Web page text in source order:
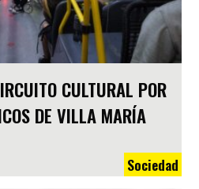
CULTURAL POR
DE VILLA MARÍA
Sociedad